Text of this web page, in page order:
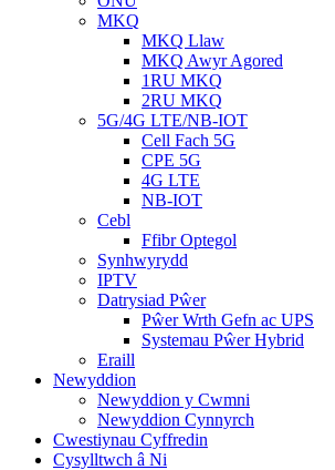
MKQ
MKQ Llaw
MKQ Awyr Agored
1RU MKQ
2RU MKQ
5G/4G LTE/NB-IOT
Cell Fach 5G
CPE 5G
4G LTE
NB-IOT
Cebl
Ffibr Optegol
Synhwyrydd
IPTV
Datrysiad Pŵer
Pŵer Wrth Gefn ac UPS
Systemau Pŵer Hybrid
Eraill
Newyddion
Newyddion y Cwmni
Newyddion Cynnyrch
Cwestiynau Cyffredin
Cysylltwch â Ni